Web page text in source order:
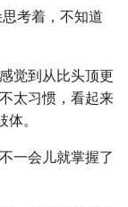
考着，不知道
觉到从比头顶更
太习惯，看起来
。
一会儿就掌握了